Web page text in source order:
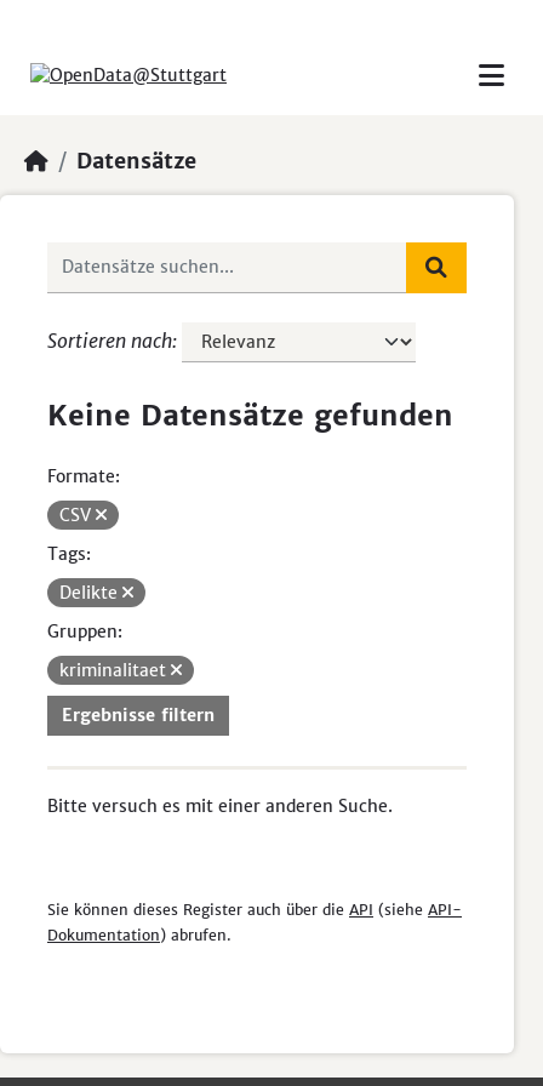
Datensätze
Sortieren nach
Keine Datensätze gefunden
Formate:
CSV
Tags:
Delikte
Gruppen:
kriminalitaet
Ergebnisse filtern
Bitte versuch es mit einer anderen Suche.
Sie können dieses Register auch über die API (siehe API-
Dokumentation) abrufen.